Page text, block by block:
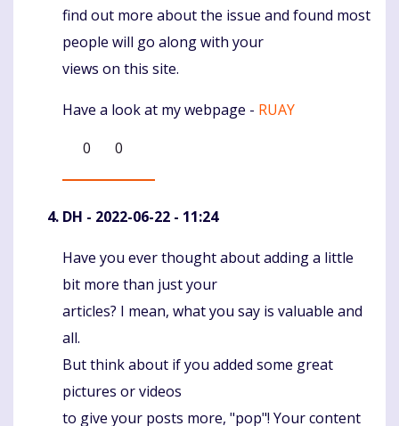
find out more about the issue and found most
people will go along with your
views on this site.
Have a look at my webpage - RUAY
0
0
DH - 2022-06-22 - 11:24
Komentaras
Have you ever thought about adding a little
bit more than just your
articles? I mean, what you say is valuable and
all.
But think about if you added some great
pictures or videos
to give your posts more, "pop"! Your content